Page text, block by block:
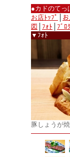
●カドのて
お店ﾄｯﾌﾟ
図
ﾌｫﾄ
ﾌﾞﾛ
▼ﾌｫﾄ
豚しょうが